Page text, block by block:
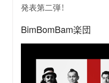
発表第二弾！
BimBomBam楽団